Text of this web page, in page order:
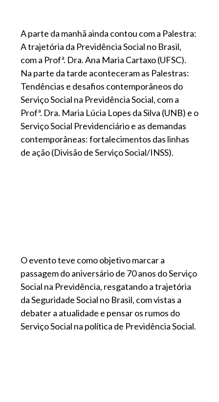
A parte da manhã ainda contou com a Palestra:
A trajetória da Previdência Social no Brasil,
com a Profª. Dra. Ana Maria Cartaxo (UFSC).
Na parte da tarde aconteceram as Palestras:
Tendências e desafios contemporâneos do
Serviço Social na Previdência Social, com a
Profª. Dra. Maria Lúcia Lopes da Silva (UNB) e o
Serviço Social Previdenciário e as demandas
contemporâneas: fortalecimentos das linhas
de ação (Divisão de Serviço Social/INSS).
O evento teve como objetivo marcar a
passagem do aniversário de 70 anos do Serviço
Social na Previdência, resgatando a trajetória
da Seguridade Social no Brasil, com vistas a
debater a atualidade e pensar os rumos do
Serviço Social na política de Previdência Social.